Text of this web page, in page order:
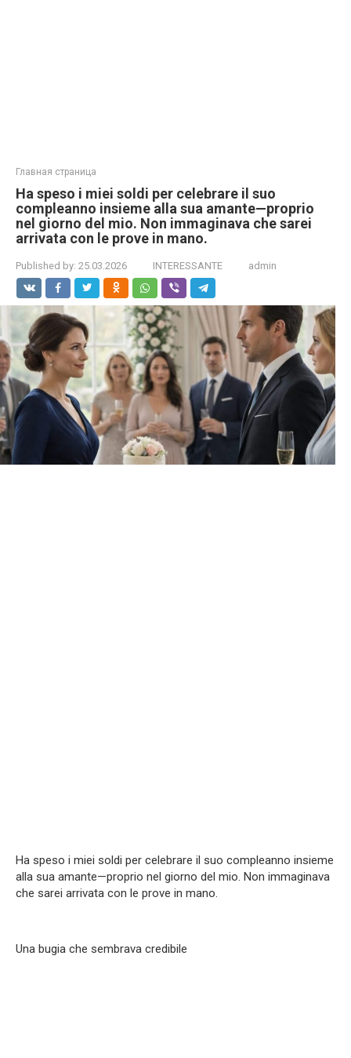
Главная страница
Ha speso i miei soldi per celebrare il suo
compleanno insieme alla sua amante—proprio
nel giorno del mio. Non immaginava che sarei
arrivata con le prove in mano.
Published by: 25.03.2026 INTERESSANTE admin
Ha speso i miei soldi per celebrare il suo compleanno insieme
alla sua amante—proprio nel giorno del mio. Non immaginava
che sarei arrivata con le prove in mano.
Una bugia che sembrava credibile